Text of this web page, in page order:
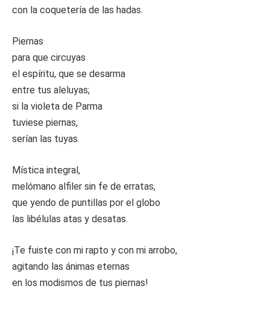
con la coquetería de las hadas.
Piernas
para que circuyas
el espíritu, que se desarma
entre tus aleluyas;
si la violeta de Parma
tuviese piernas,
serían las tuyas.
Mística integral,
melómano alfiler sin fe de erratas,
que yendo de puntillas por el globo
las libélulas atas y desatas.
¡Te fuiste con mi rapto y con mi arrobo,
agitando las ánimas eternas
en los modismos de tus piernas!